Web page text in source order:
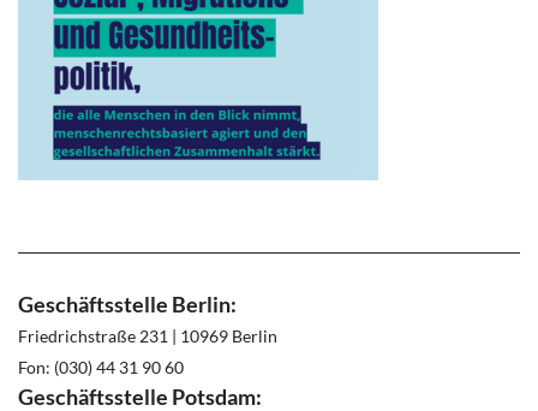
Geschäftsstelle Berlin:
Friedrichstraße 231 | 10969 Berlin
Fon: (030) 44 31 90 60
Geschäftsstelle Potsdam: